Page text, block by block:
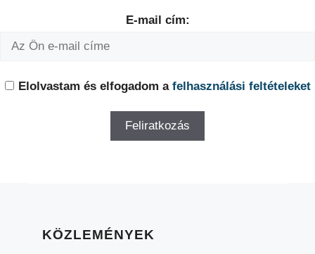
E-mail cím:
Elolvastam és elfogadom a felhasználási feltételeket
KÖZLEMÉNYEK